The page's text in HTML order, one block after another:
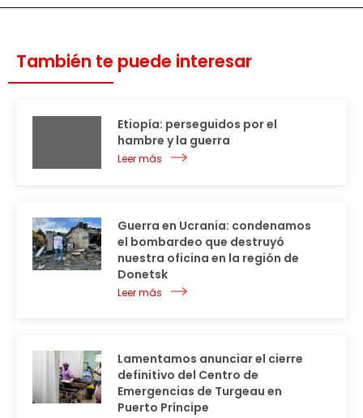
También te puede interesar
Etiopía: perseguidos por el
hambre y la guerra
Leer más
Guerra en Ucrania: condenamos
el bombardeo que destruyó
nuestra oficina en la región de
Donetsk
Leer más
Lamentamos anunciar el cierre
definitivo del Centro de
Emergencias de Turgeau en
Puerto Príncipe